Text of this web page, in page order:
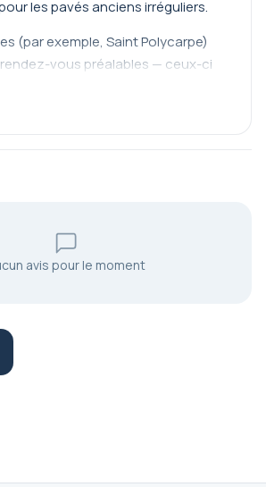
les pavés anciens irréguliers.
(par exemple, Saint Polycarpe)
vous préalables — ceux-ci
les jours fériés peuvent être
avis pour le moment